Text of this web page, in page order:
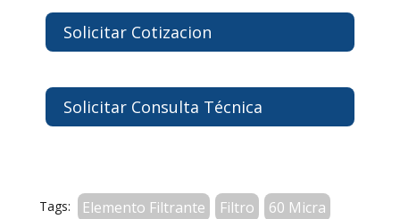
Solicitar Cotizacion
Solicitar Consulta Técnica
Tags: Elemento Filtrante Filtro 60 Micra